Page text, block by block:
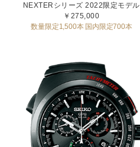
NEXTERシリーズ 2022限定モデル
￥275,000
数量限定1,500本 国内限定700本